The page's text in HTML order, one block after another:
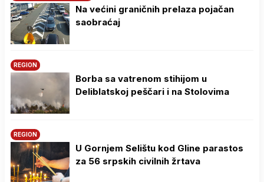
Na većini graničnih prelaza pojačan
saobraćaj
REGION
Borba sa vatrenom stihijom u
Deliblatskoj peščari i na Stolovima
REGION
U Gornjem Selištu kod Gline parastos
za 56 srpskih civilnih žrtava